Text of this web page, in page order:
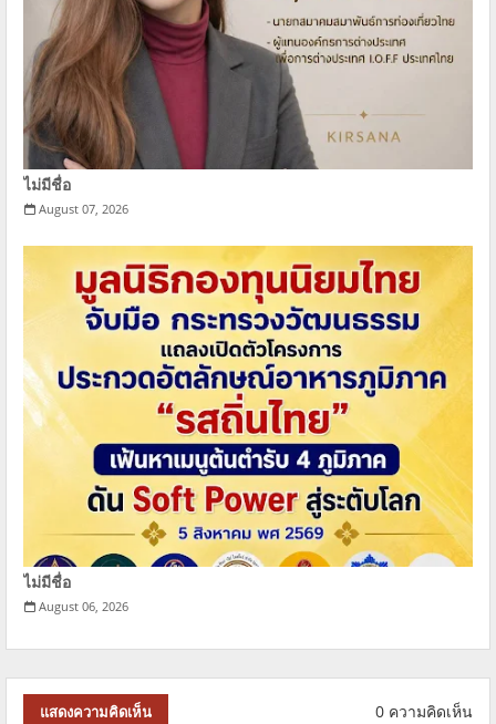
ไม่มีชื่อ
August 07, 2026
ไม่มีชื่อ
August 06, 2026
แสดงความคิดเห็น 0 ความคิดเห็น